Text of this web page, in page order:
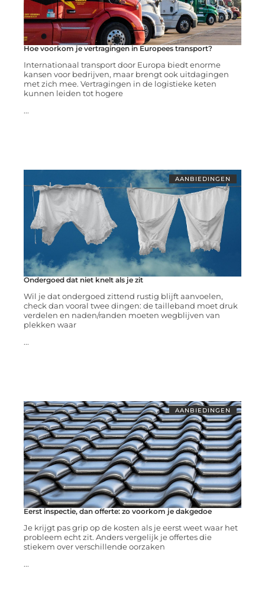
Hoe voorkom je vertragingen in Europees transport?
Internationaal transport door Europa biedt enorme
kansen voor bedrijven, maar brengt ook uitdagingen
met zich mee. Vertragingen in de logistieke keten
kunnen leiden tot hogere
...
AANBIEDINGEN
Ondergoed dat niet knelt als je zit
Wil je dat ondergoed zittend rustig blijft aanvoelen,
check dan vooral twee dingen: de tailleband moet druk
verdelen en naden/randen moeten wegblijven van
plekken waar
...
AANBIEDINGEN
Eerst inspectie, dan offerte: zo voorkom je dakgedoe
Je krijgt pas grip op de kosten als je eerst weet waar het
probleem echt zit. Anders vergelijk je offertes die
stiekem over verschillende oorzaken
...